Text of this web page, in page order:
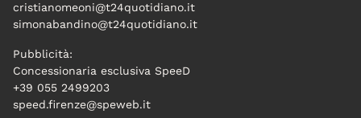
cristianomeoni@t24quotidiano.it
simonabandino@t24quotidiano.it
Pubblicità:
Concessionaria esclusiva SpeeD
+39 055 2499203
speed.firenze@speweb.it